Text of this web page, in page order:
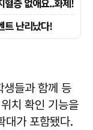
생들과 함께 등
치 확인 기능을
대가 포함됐다.